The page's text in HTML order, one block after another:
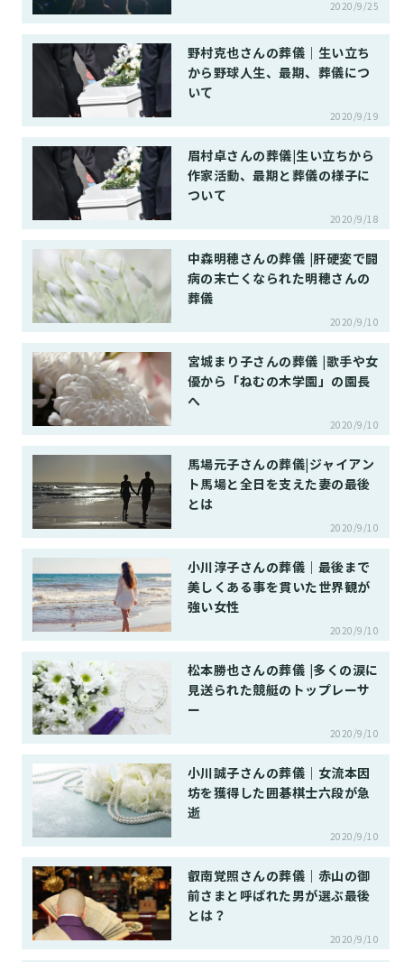
2020/9/25
野村克也さんの葬儀｜生い立ち
から野球人生、最期、葬儀につ
いて
2020/9/19
眉村卓さんの葬儀|生い立ちから
作家活動、最期と葬儀の様子に
ついて
2020/9/18
中森明穂さんの葬儀 |肝硬変で闘
病の末亡くなられた明穂さんの
葬儀
2020/9/10
宮城まり子さんの葬儀 |歌手や女
優から「ねむの木学園」の園長
へ
2020/9/10
馬場元子さんの葬儀|ジャイアン
ト馬場と全日を支えた妻の最後
とは
2020/9/10
小川淳子さんの葬儀｜最後まで
美しくある事を貫いた世界観が
強い女性
2020/9/10
松本勝也さんの葬儀 |多くの涙に
見送られた競艇のトップレーサ
ー
2020/9/10
小川誠子さんの葬儀｜女流本因
坊を獲得した囲碁棋士六段が急
逝
2020/9/10
叡南覚照さんの葬儀｜赤山の御
前さまと呼ばれた男が選ぶ最後
とは？
2020/9/10